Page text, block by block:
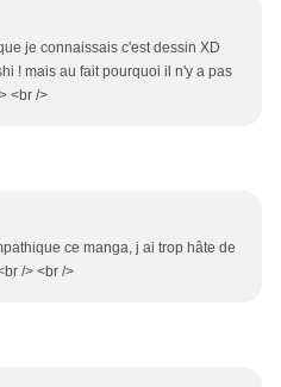
je connaissais c'est dessin XD
! mais au fait pourquoi il n'y a pas
<br />
ce manga, j ai trop hâte de
/> <br />